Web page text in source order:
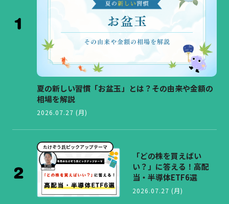
夏の新しい習慣「お盆玉」とは？その由来や金額の
相場を解説
2026.07.27 (月)
たけぞう氏ピックアップテーマ
「どの株を買えばい
い？」に答える！高配
当・半導体ETF6選
2026.07.27 (月)